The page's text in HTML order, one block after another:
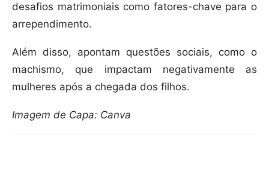
desafios matrimoniais como fatores-chave para o
arrependimento.
Além disso, apontam questões sociais, como o
machismo, que impactam negativamente as
mulheres após a chegada dos filhos.
Imagem de Capa: Canva